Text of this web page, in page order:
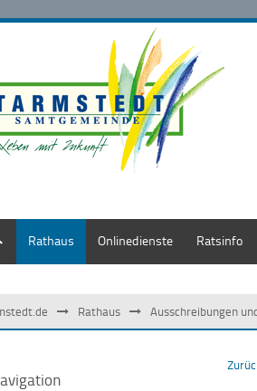
Rathaus Onlinedienste Ratsinfo
Rathaus Ausschreibungen